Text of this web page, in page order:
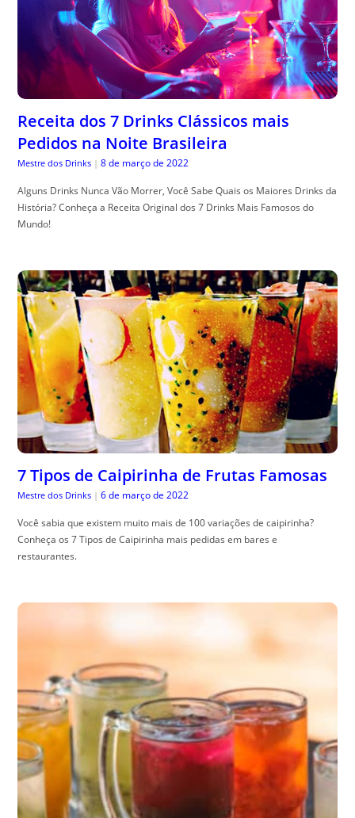
Receita dos 7 Drinks Clássicos mais
Pedidos na Noite Brasileira
Mestre dos Drinks | 8 de março de 2022
Alguns Drinks Nunca Vão Morrer, Você Sabe Quais os Maiores Drinks da
História? Conheça a Receita Original dos 7 Drinks Mais Famosos do
Mundo!
7 Tipos de Caipirinha de Frutas Famosas
Mestre dos Drinks | 6 de março de 2022
Você sabia que existem muito mais de 100 variações de caipirinha?
Conheça os 7 Tipos de Caipirinha mais pedidas em bares e
restaurantes.